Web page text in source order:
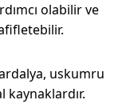
olabilir ve
uskumru
kaynaklardır.